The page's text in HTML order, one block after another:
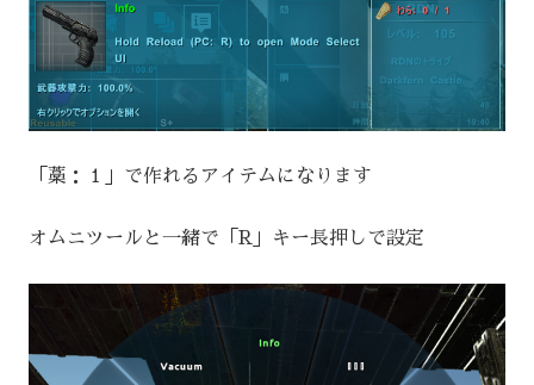
「藁：１」で作れるアイテムになります
オムニツールと一緒で「R」キー長押しで設定